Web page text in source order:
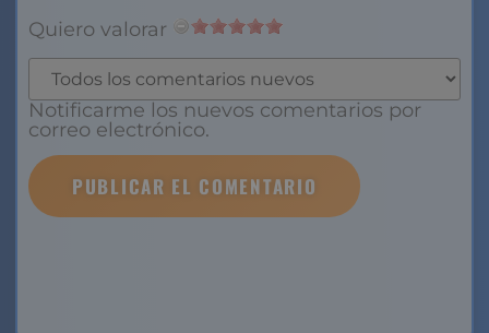
Quiero valorar
Notificarme los nuevos comentarios por
correo electrónico.